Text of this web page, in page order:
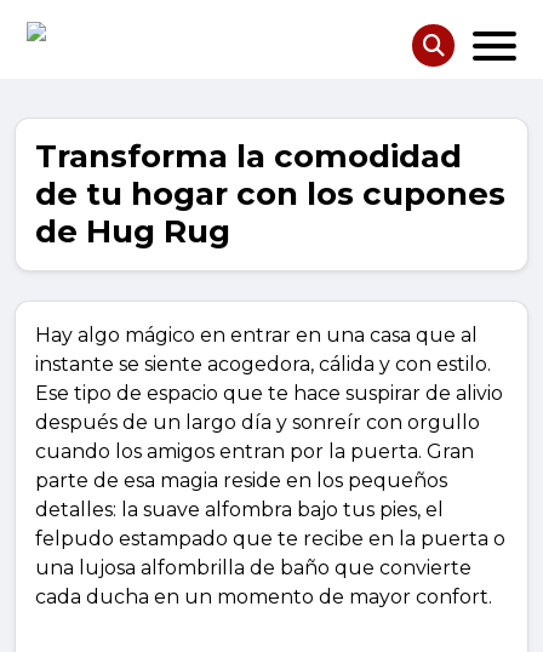
Transforma la comodidad
de tu hogar con los cupones
de Hug Rug
Hay algo mágico en entrar en una casa que al
instante se siente acogedora, cálida y con estilo.
Ese tipo de espacio que te hace suspirar de alivio
después de un largo día y sonreír con orgullo
cuando los amigos entran por la puerta. Gran
parte de esa magia reside en los pequeños
detalles: la suave alfombra bajo tus pies, el
felpudo estampado que te recibe en la puerta o
una lujosa alfombrilla de baño que convierte
cada ducha en un momento de mayor confort.